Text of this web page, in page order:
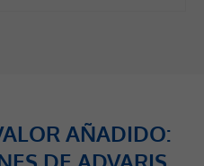
AÑADIDO: